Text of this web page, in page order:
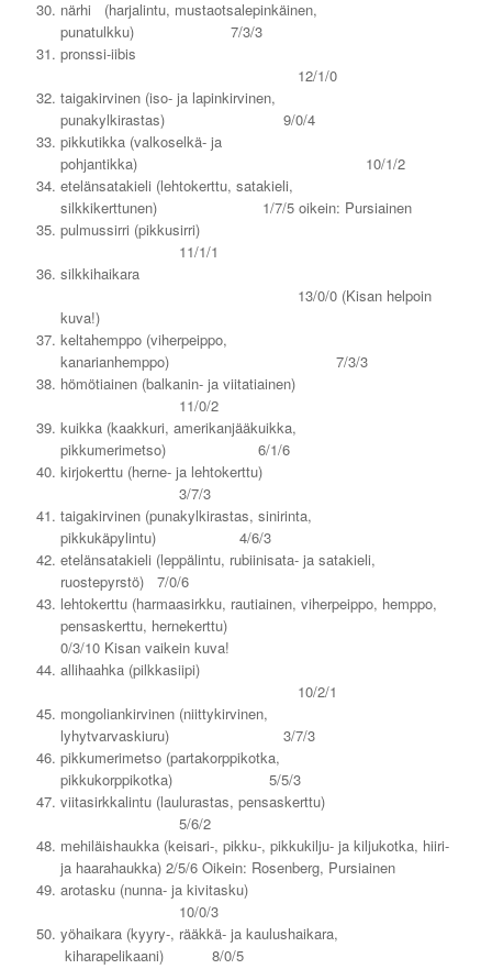
närhi (harjalintu, mustaotsalepinkäinen,
punatulkku) 7/3/3
pronssi-iibis
12/1/0
taigakirvinen (iso- ja lapinkirvinen,
punakylkirastas) 9/0/4
pikkutikka (valkoselkä- ja
pohjantikka) 10/1/2
etelänsatakieli (lehtokerttu, satakieli,
silkkikerttunen) 1/7/5 oikein: Pursiainen
pulmussirri (pikkusirri)
11/1/1
silkkihaikara
13/0/0 (Kisan helpoin
kuva!)
keltahemppo (viherpeippo,
kanarianhemppo) 7/3/3
hömötiainen (balkanin- ja viitatiainen)
11/0/2
kuikka (kaakkuri, amerikanjääkuikka,
pikkumerimetso) 6/1/6
kirjokerttu (herne- ja lehtokerttu)
3/7/3
taigakirvinen (punakylkirastas, sinirinta,
pikkukäpylintu) 4/6/3
etelänsatakieli (leppälintu, rubiinisata- ja satakieli,
ruostepyrstö) 7/0/6
lehtokerttu (harmaasirkku, rautiainen, viherpeippo, hemppo,
pensaskerttu, hernekerttu)
0/3/10 Kisan vaikein kuva!
allihaahka (pilkkasiipi)
10/2/1
mongoliankirvinen (niittykirvinen,
lyhytvarvaskiuru) 3/7/3
pikkumerimetso (partakorppikotka,
pikkukorppikotka) 5/5/3
viitasirkkalintu (laulurastas, pensaskerttu)
5/6/2
mehiläishaukka (keisari-, pikku-, pikkukilju- ja kiljukotka, hiiri-
ja haarahaukka) 2/5/6 Oikein: Rosenberg, Pursiainen
arotasku (nunna- ja kivitasku)
10/0/3
yöhaikara (kyyry-, rääkkä- ja kaulushaikara,
kiharapelikaani) 8/0/5